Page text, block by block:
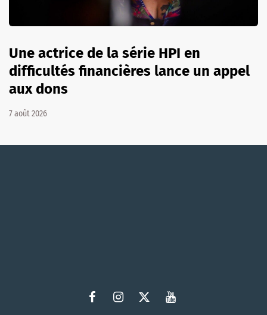
Une actrice de la série HPI en
difficultés financières lance un appel
aux dons
7 août 2026